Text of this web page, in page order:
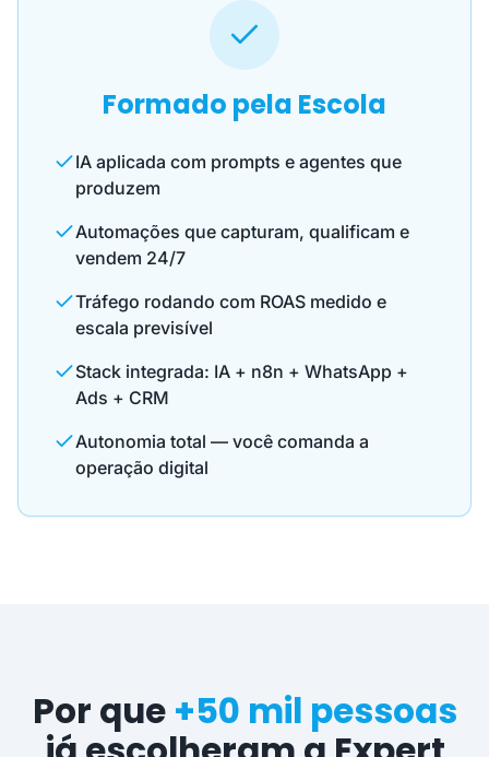
Formado pela Escola
IA aplicada com prompts e agentes que
produzem
Automações que capturam, qualificam e
vendem 24/7
Tráfego rodando com ROAS medido e
escala previsível
Stack integrada: IA + n8n + WhatsApp +
Ads + CRM
Autonomia total — você comanda a
operação digital
Por que +50 mil pessoas